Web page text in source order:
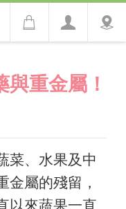
重金屬！
菜、水果及中
金屬的殘留，
以來蔬果一直